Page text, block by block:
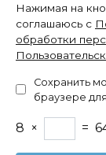
Нажимая на
соглашаюсь с
обработки
Сохранить
браузере
8 × =